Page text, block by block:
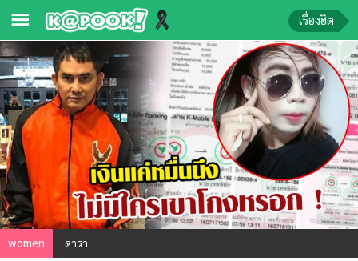
ข่าว-
ความ
รู้
ข่าว
ข่าว
บันเทิง
ตรวจ
หวย
เรื่องฮิต
women ดารา